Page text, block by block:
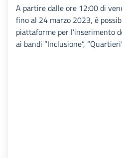
A partire dalle ore 12:00 di
fino al 24 marzo 2023, è
piattaforme per l’inserimento
ai bandi “Inclusione”,